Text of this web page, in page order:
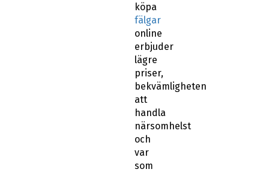
köpa
fälgar
online
erbjuder
lägre
priser,
bekvämligheten
att
handla
närsomhelst
och
var
som